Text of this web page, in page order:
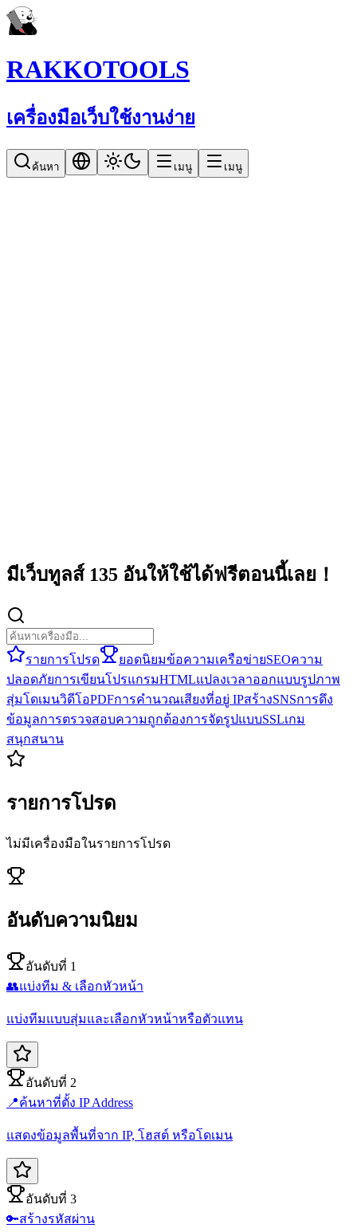
RAKKOTOOLS
เครื่องมือเว็บใช้งานง่าย
ค้นหา เมนู เมนู
มีเว็บทูลส์ 135 อันให้ใช้ได้ฟรีตอนนี้เลย！
รายการโปรด ยอดนิยมข้อความเครือข่ายSEOความ
ปลอดภัยการเขียนโปรแกรมHTMLแปลงเวลาออกแบบรูปภาพ
สุ่มโดเมนวิดีโอPDFการคำนวณเสียงที่อยู่ IPสร้างSNSการดึง
ข้อมูลการตรวจสอบความถูกต้องการจัดรูปแบบSSLเกม
สนุกสนาน
รายการโปรด
ไม่มีเครื่องมือในรายการโปรด
อันดับความนิยม
อันดับที่ 1
👥แบ่งทีม & เลือกหัวหน้า
แบ่งทีมแบบสุ่มและเลือกหัวหน้าหรือตัวแทน
อันดับที่ 2
📍ค้นหาที่ตั้ง IP Address
แสดงข้อมูลพื้นที่จาก IP, โฮสต์ หรือโดเมน
อันดับที่ 3
🔑สร้างรหัสผ่าน